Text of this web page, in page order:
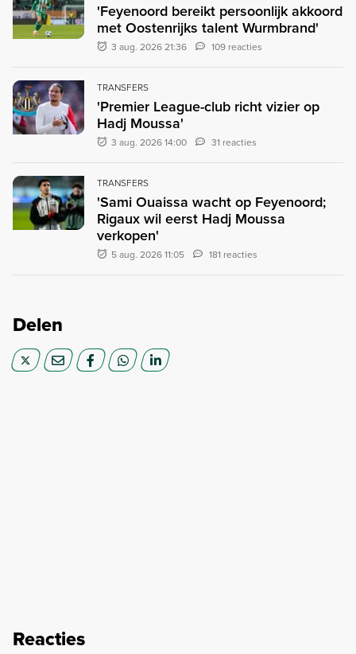
'Feyenoord bereikt persoonlijk akkoord
met Oostenrijks talent Wurmbrand'
3 aug. 2026 21:36 109 reacties
TRANSFERS
'Premier League-club richt vizier op
Hadj Moussa'
3 aug. 2026 14:00 31 reacties
TRANSFERS
'Sami Ouaissa wacht op Feyenoord;
Rigaux wil eerst Hadj Moussa
verkopen'
5 aug. 2026 11:05 181 reacties
Delen
Reacties